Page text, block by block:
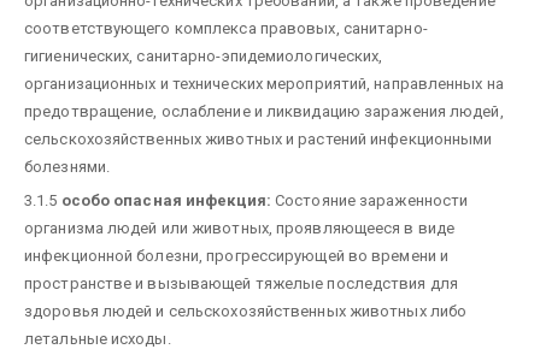
соответствующего комплекса правовых, санитарно-
гигиенических, санитарно-эпидемиологических,
организационных и технических мероприятий, направленных на
предотвращение, ослабление и ликвидацию заражения людей,
сельскохозяйственных животных и растений инфекционными
болезнями.
3.1.5 особо опасная инфекция: Состояние зараженности
организма людей или животных, проявляющееся в виде
инфекционной болезни, прогрессирующей во времени и
пространстве и вызывающей тяжелые последствия для
здоровья людей и сельскохозяйственных животных либо
летальные исходы.